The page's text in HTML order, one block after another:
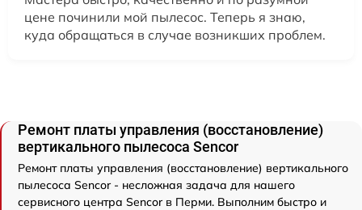
цене починили мой пылесос. Теперь я знаю,
куда обращаться в случае возникших проблем.
Ремонт платы управления (восстановление)
вертикального пылесоса Sencor
Ремонт платы управления (восстановление) вертикального
пылесоса Sencor - несложная задача для нашего
сервисного центра Sencor в Перми. Выполним быстро и